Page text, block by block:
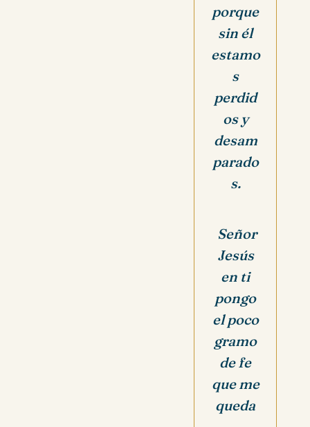
porque
sin él
estamo
s
perdid
os y
desam
parado
s.
Señor
Jesús
en ti
pongo
el poco
gramo
de fe
que me
queda